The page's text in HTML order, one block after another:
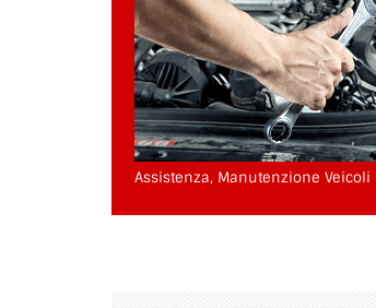
Assistenza, Manutenzione